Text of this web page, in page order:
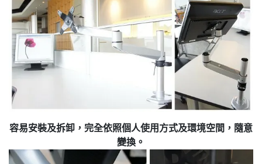
容易安裝及拆卸，完全依照個人使用方式及環境空間，隨意
變換。